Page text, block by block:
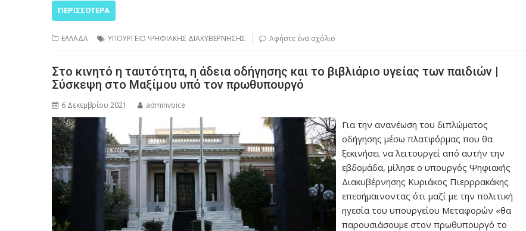
ΠΕΡΙΣΣΌΤΕΡΑ
ΕΛΛΑΔΑ ΥΠΟΥΡΓΕΙΟ ΨΗΦΙΑΚΗΣ ΔΙΑΚΥΒΕΡΝΗΣΗΣ Αφήστε ένα σχόλιο
Στο κινητό η ταυτότητα, η άδεια οδήγησης και το βιβλιάριο υγείας των παιδιών |
Σύσκεψη στο Μαξίμου υπό τον πρωθυπουργό
6 Δεκεμβρίου 2021 adminvoice
Για την ανανέωση του διπλώματος
οδήγησης μέσω πλατφόρμας που θα
ξεκινήσει να λειτουργεί από αυτήν την
εβδομάδα, μίλησε ο υπουργός Ψηφιακής
Διακυβέρνησης Κυριάκος Πιερρρακάκης
επεσήμαινοντας ότι μαζί με την πολιτική
ηγεσία του υπουργείου Μεταφορών «θα
παρουσιάσουμε στον πρωθυπουργό το